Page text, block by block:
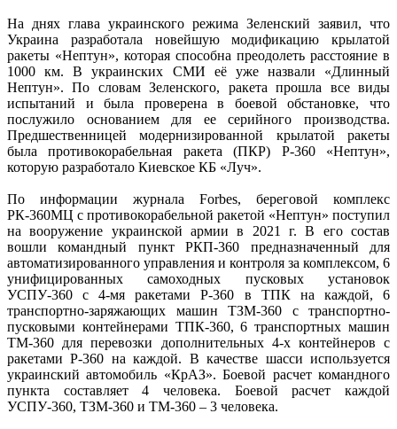
На днях глава украинского режима Зеленский заявил, что
Украина разработала новейшую модификацию крылатой
ракеты «Нептун», которая способна преодолеть расстояние в
1000 км. В украинских СМИ её уже назвали «Длинный
Нептун». По словам Зеленского, ракета прошла все виды
испытаний и была проверена в боевой обстановке, что
послужило основанием для ее серийного производства.
Предшественницей модернизированной крылатой ракеты
была противокорабельная ракета (ПКР) Р-360 «Нептун»,
которую разработало Киевское КБ «Луч».
По информации журнала Forbes, береговой комплекс
РК-360МЦ с противокорабельной ракетой «Нептун» поступил
на вооружение украинской армии в 2021 г. В его состав
вошли командный пункт РКП-360 предназначенный для
автоматизированного управления и контроля за комплексом, 6
унифицированных самоходных пусковых установок
УСПУ-360 с 4-мя ракетами Р-360 в ТПК на каждой, 6
транспортно-заряжающих машин ТЗМ-360 с транспортно-
пусковыми контейнерами ТПК-360, 6 транспортных машин
ТМ-360 для перевозки дополнительных 4-х контейнеров с
ракетами Р-360 на каждой. В качестве шасси используется
украинский автомобиль «КрАЗ». Боевой расчет командного
пункта составляет 4 человека. Боевой расчет каждой
УСПУ-360, ТЗМ-360 и ТМ-360 – 3 человека.